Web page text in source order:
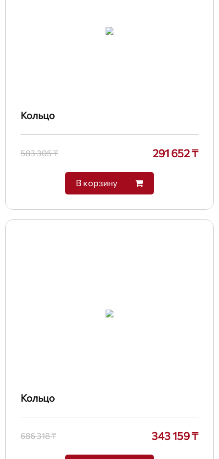
Кольцо
583 305 ₸ 291 652 ₸
В корзину
Кольцо
686 318 ₸ 343 159 ₸